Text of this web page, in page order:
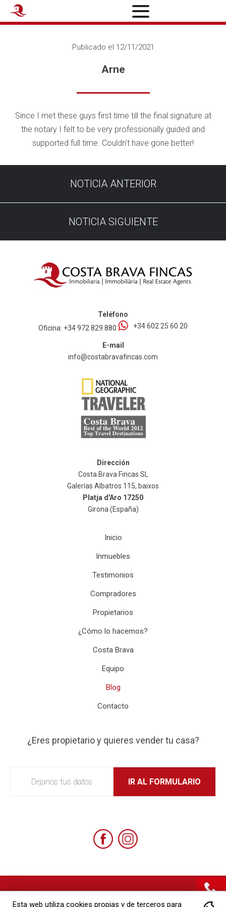
Publicado el 12/11/2021
Arne
Since I met these guys first time till the final signature at
the notary I felt to be very professionally guided and
supported full time. Couldn't have gone better!
NOTICIA ANTERIOR
NOTICIA SIGUIENTE
Teléfono
Oficina: +34 972 829 880 +34 602 25 60 20
E-mail
info@costabravafincas.com
Dirección
Costa Brava Fincas SL
Galerías Albatros 115, baixos
Platja d'Aro 17250
Girona (España)
Inicio
Inmuebles
Testimonios
Compradores
Propietarios
¿Cómo lo hacemos?
Costa Brava
Equipo
Blog
Contacto
¿Eres propietario y quieres vender tu casa?
Dejanos tus datos IR AL FORMULARIO
Política de privacidad
Esta web utiliza cookies propias y de terceros para